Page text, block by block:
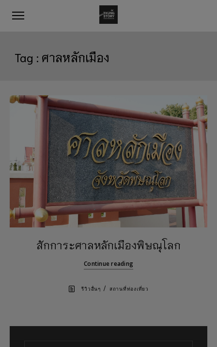
Tag : ศาลหลักเมือง
สักการะศาลหลักเมืองพิษณุโลก
Continue reading
รีวิวอื่นๆ / สถานที่ท่องเที่ยว